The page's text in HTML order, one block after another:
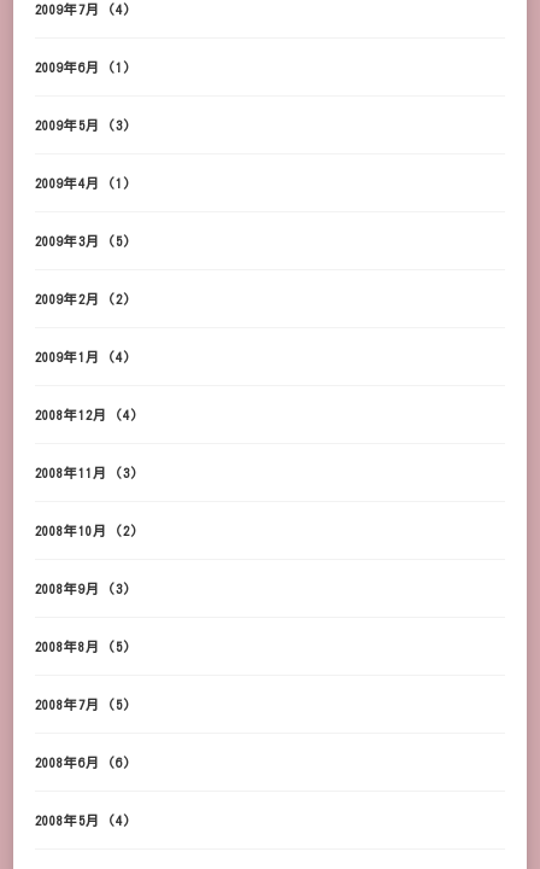
2009年7月 (4)
2009年6月 (1)
2009年5月 (3)
2009年4月 (1)
2009年3月 (5)
2009年2月 (2)
2009年1月 (4)
2008年12月 (4)
2008年11月 (3)
2008年10月 (2)
2008年9月 (3)
2008年8月 (5)
2008年7月 (5)
2008年6月 (6)
2008年5月 (4)